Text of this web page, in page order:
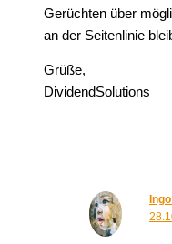
Gerüchten über
an der Seitenlinie
Grüße,
DividendSolutions